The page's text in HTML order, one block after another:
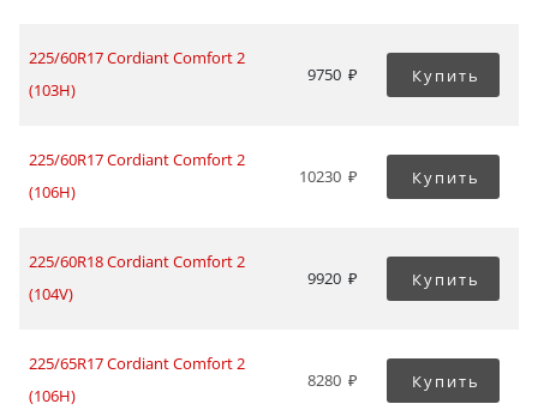
225/60R17 Cordiant Comfort 2
(103H)
9750 Купить
225/60R17 Cordiant Comfort 2
(106H)
10230 Купить
225/60R18 Cordiant Comfort 2
(104V)
9920 Купить
225/65R17 Cordiant Comfort 2
(106H)
8280 Купить